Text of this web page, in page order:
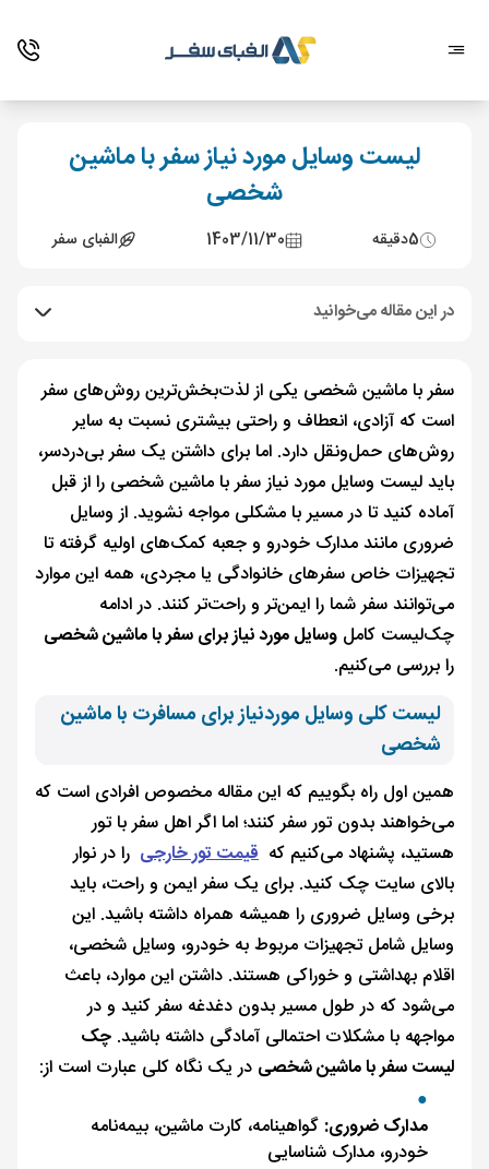
لیست وسایل مورد نیاز سفر با ماشین
شخصی
5دقیقه 1403/11/30 الفبای سفر
در این مقاله می‌خوانید
سفر با ماشین شخصی یکی از لذت‌بخش‌ترین روش‌های سفر
است که آزادی، انعطاف و راحتی بیشتری نسبت به سایر
روش‌های حمل‌ونقل دارد. اما برای داشتن یک سفر بی‌دردسر،
باید لیست وسایل مورد نیاز سفر با ماشین شخصی را از قبل
آماده کنید تا در مسیر با مشکلی مواجه نشوید. از وسایل
ضروری مانند مدارک خودرو و جعبه کمک‌های اولیه گرفته تا
تجهیزات خاص سفرهای خانوادگی یا مجردی، همه این موارد
می‌توانند سفر شما را ایمن‌تر و راحت‌تر کنند. در ادامه
چک‌لیست کامل وسایل مورد نیاز برای سفر با ماشین شخصی
را بررسی می‌کنیم.
لیست کلی وسایل موردنیاز برای مسافرت با ماشین
شخصی
همین اول راه بگوییم که این مقاله مخصوص افرادی است که
می‌خواهند بدون تور سفر کنند؛ اما اگر اهل سفر با تور
هستید، پشنهاد می‌کنیم که قیمت تور خارجی را در نوار
بالای سایت چک کنید. برای یک سفر ایمن و راحت، باید
برخی وسایل ضروری را همیشه همراه داشته باشید. این
وسایل شامل تجهیزات مربوط به خودرو، وسایل شخصی،
اقلام بهداشتی و خوراکی هستند. داشتن این موارد، باعث
می‌شود که در طول مسیر بدون دغدغه سفر کنید و در
مواجهه با مشکلات احتمالی آمادگی داشته باشید. چک
لیست سفر با ماشین شخصی در یک نگاه کلی عبارت است از:
مدارک ضروری: گواهینامه، کارت ماشین، بیمه‌نامه
خودرو، مدارک شناسایی